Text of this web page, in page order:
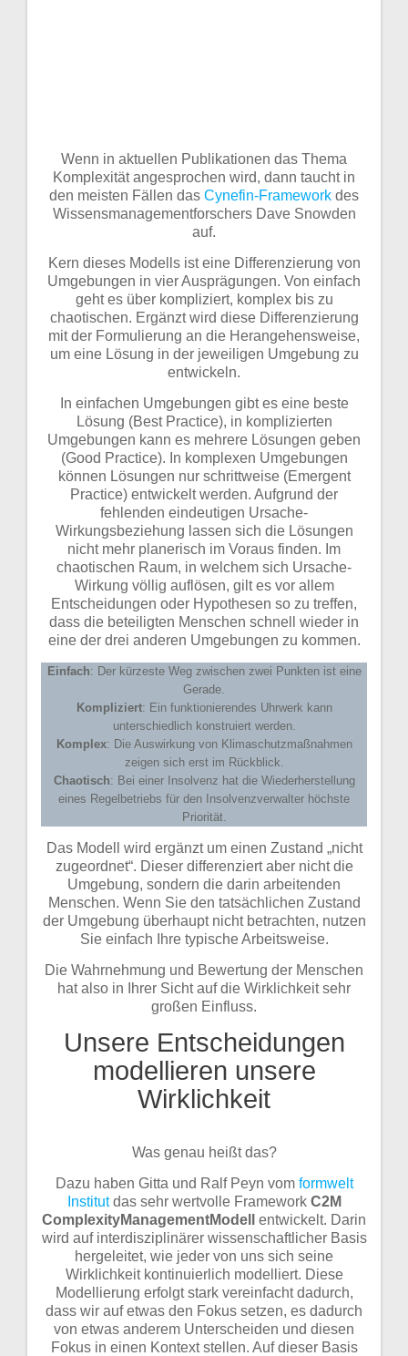
Wenn in aktuellen Publikationen das Thema
Komplexität angesprochen wird, dann taucht in
den meisten Fällen das Cynefin-Framework des
Wissensmanagementforschers Dave Snowden
auf.
Kern dieses Modells ist eine Differenzierung von
Umgebungen in vier Ausprägungen. Von einfach
geht es über kompliziert, komplex bis zu
chaotischen. Ergänzt wird diese Differenzierung
mit der Formulierung an die Herangehensweise,
um eine Lösung in der jeweiligen Umgebung zu
entwickeln.
In einfachen Umgebungen gibt es eine beste
Lösung (Best Practice), in komplizierten
Umgebungen kann es mehrere Lösungen geben
(Good Practice). In komplexen Umgebungen
können Lösungen nur schrittweise (Emergent
Practice) entwickelt werden. Aufgrund der
fehlenden eindeutigen Ursache-
Wirkungsbeziehung lassen sich die Lösungen
nicht mehr planerisch im Voraus finden. Im
chaotischen Raum, in welchem sich Ursache-
Wirkung völlig auflösen, gilt es vor allem
Entscheidungen oder Hypothesen so zu treffen,
dass die beteiligten Menschen schnell wieder in
eine der drei anderen Umgebungen zu kommen.
Einfach: Der kürzeste Weg zwischen zwei Punkten ist eine
Gerade.
Kompliziert: Ein funktionierendes Uhrwerk kann
unterschiedlich konstruiert werden.
Komplex: Die Auswirkung von Klimaschutzmaßnahmen
zeigen sich erst im Rückblick.
Chaotisch: Bei einer Insolvenz hat die Wiederherstellung
eines Regelbetriebs für den Insolvenzverwalter höchste
Priorität.
Das Modell wird ergänzt um einen Zustand „nicht
zugeordnet“. Dieser differenziert aber nicht die
Umgebung, sondern die darin arbeitenden
Menschen. Wenn Sie den tatsächlichen Zustand
der Umgebung überhaupt nicht betrachten, nutzen
Sie einfach Ihre typische Arbeitsweise.
Die Wahrnehmung und Bewertung der Menschen
hat also in Ihrer Sicht auf die Wirklichkeit sehr
großen Einfluss.
Unsere Entscheidungen
modellieren unsere
Wirklichkeit
Was genau heißt das?
Dazu haben Gitta und Ralf Peyn vom formwelt
Institutdas sehr wertvolle Framework C2M
ComplexityManagementModell
entwickelt. Darin
wird auf interdisziplinärer wissenschaftlicher Basis
hergeleitet, wie jeder von uns sich seine
Wirklichkeit kontinuierlich modelliert. Diese
Modellierung erfolgt stark vereinfacht dadurch,
dass wir auf etwas den Fokus setzen, es dadurch
von etwas anderem Unterscheiden und diesen
Fokus in einen Kontext stellen. Auf dieser Basis